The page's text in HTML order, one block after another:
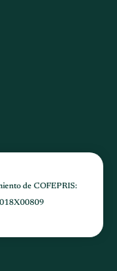
de COFEPRIS: